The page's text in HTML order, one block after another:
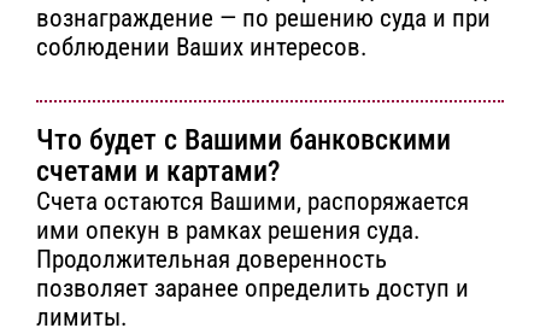
вознаграждение — по решению суда и при
соблюдении Ваших интересов.
Что будет с Вашими банковскими
счетами и картами?
Счета остаются Вашими, распоряжается
ими опекун в рамках решения суда.
Продолжительная доверенность
позволяет заранее определить доступ и
лимиты.